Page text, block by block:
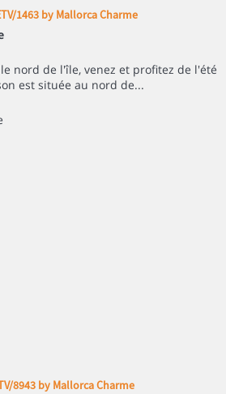
1463 by Mallorca Charme
nord de l'île, venez et profitez de l'été
est située au nord de...
8943 by Mallorca Charme